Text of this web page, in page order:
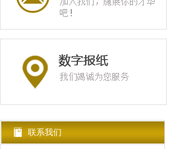
联系我们